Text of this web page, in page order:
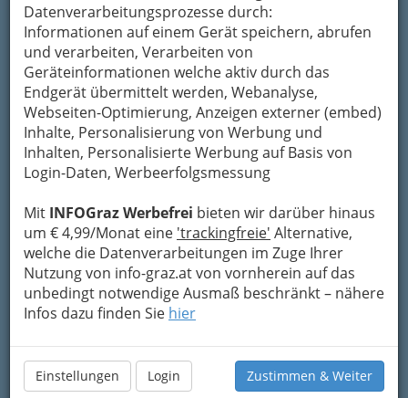
Datenverarbeitungsprozesse durch:
Informationen auf einem Gerät speichern, abrufen
und verarbeiten, Verarbeiten von
Geräteinformationen welche aktiv durch das
Endgerät übermittelt werden, Webanalyse,
Webseiten-Optimierung, Anzeigen externer (embed)
Inhalte, Personalisierung von Werbung und
Inhalten, Personalisierte Werbung auf Basis von
Login-Daten, Werbeerfolgsmessung
Mit INFOGraz Werbefrei bieten wir darüber hinaus
um € 4,99/Monat eine 'trackingfreie' Alternative,
welche die Datenverarbeitungen im Zuge Ihrer
Nutzung von info-graz.at von vornherein auf das
unbedingt notwendige Ausmaß beschränkt – nähere
Infos dazu finden Sie hier
Einstellungen Login Zustimmen & Weiter
Meine Email Adresse
Mein Betreff